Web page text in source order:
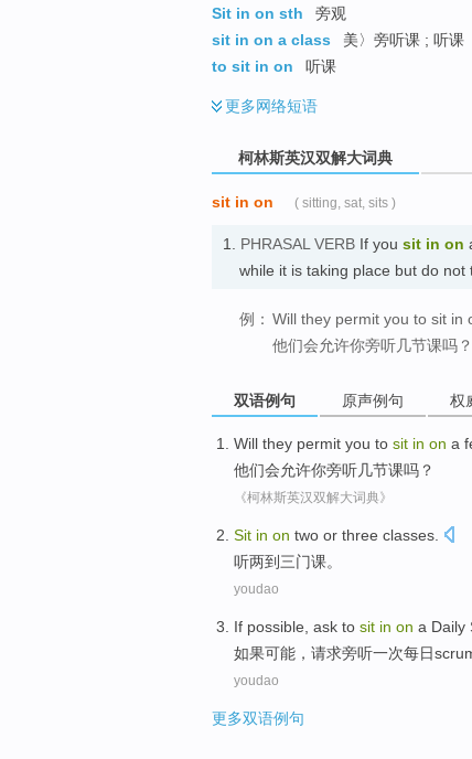
Sit in on sth
旁观
sit in on a class
美〉旁听课 ; 听课
to sit in on
听课
更多网络短语
柯林斯英汉双解大词典
sit in on ( sitting, sat, sits )
1. PHRASAL VERB If you sit in on
while it is taking place but do not
例： Will they permit you to sit in
他们会允许你旁听几节课吗？
双语例句 原声例句 权
Will they permit you to sit in on a
他们会允许你旁听几节课吗？
《柯林斯英汉双解大词典》
Sit in on two or three classes
听两到 三门课。
youdao
If possible ask to sit in on a Daily
如果可能 ， 请求旁听一次每日
youdao
更多双语例句